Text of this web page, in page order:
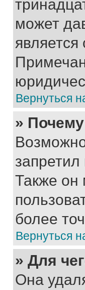
может
Вернуться
»
Также он
более
Вернуться
» Для
Она